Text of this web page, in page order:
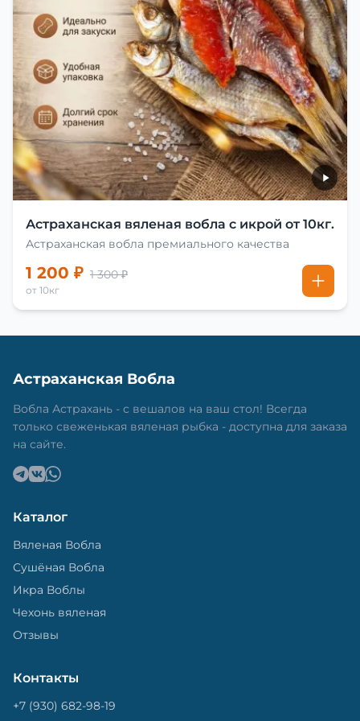
Астраханская вяленая вобла с икрой от 10кг.
Астраханская вобла премиального качества
1 200 ₽ 1 300 ₽
от 10кг
Астраханская Вобла
Вобла Астрахань - с вешалов на ваш стол! Всегда
только свеженькая вяленая рыбка - доступна для заказа
на сайте.
Каталог
Вяленая Вобла
Сушёная Вобла
Икра Воблы
Чехонь вяленая
Отзывы
Контакты
+7 (930) 682-98-19